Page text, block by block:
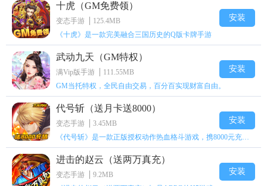
十虎（GM免费领）
变态手游
125.4MB
《十虎》是一款完美融合三国历史的Q版卡牌手游
安装
武动九天（GM特权）
满Vip版手游
111.55MB
GM当托特权，全民自由交易，百分百实现财富自由。
安装
代号斩（送月卡送8000）
变态手游
3.45MB
《代号斩》是一款正版授权动作热血格斗游戏，携8000元充值壕礼福利来袭！
安装
进击的赵云（送两万真充）
变态手游
9.2MB
安装